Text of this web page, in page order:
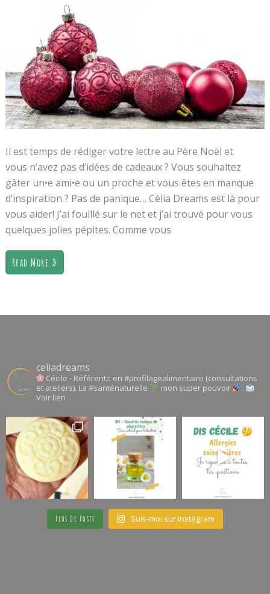
Il est temps de rédiger votre lettre au Père Noël et
vous n’avez pas d’idées de cadeaux ? Vous souhaitez
gâter un•e ami•e ou un proche et vous êtes en manque
d’inspiration ? Pas de panique… Célia Dreams est là pour
vous aider! J’ai fouillé sur le net et j’ai trouvé pour vous
quelques jolies pépites. Comme vous
Read More »
celiadreams
Cécile - Référente en #profilagealimentaire (consultations
et ateliers). La #santénaturelle
mon super pouvoir
.
Voir lien
Plus De Posts Suis-moi sur Instagram